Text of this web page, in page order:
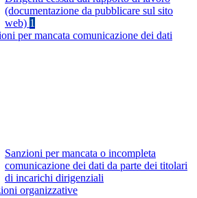
(documentazione da pubblicare sul sito
web) 1
per mancata comunicazione dei dati
Sanzioni per mancata o incompleta
comunicazione dei dati da parte dei titolari
di incarichi dirigenziali
organizzative